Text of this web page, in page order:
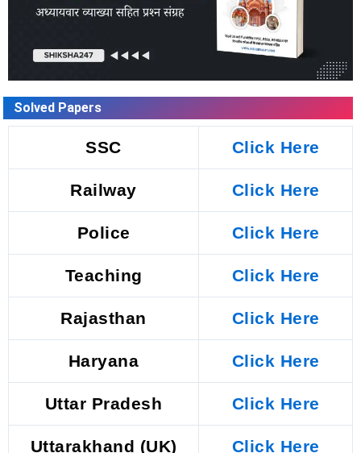
Solved Papers
SSC Click Here
Railway Click Here
Police Click Here
Teaching Click Here
Rajasthan Click Here
Haryana Click Here
Uttar Pradesh Click Here
Uttarakhand (UK) Click Here